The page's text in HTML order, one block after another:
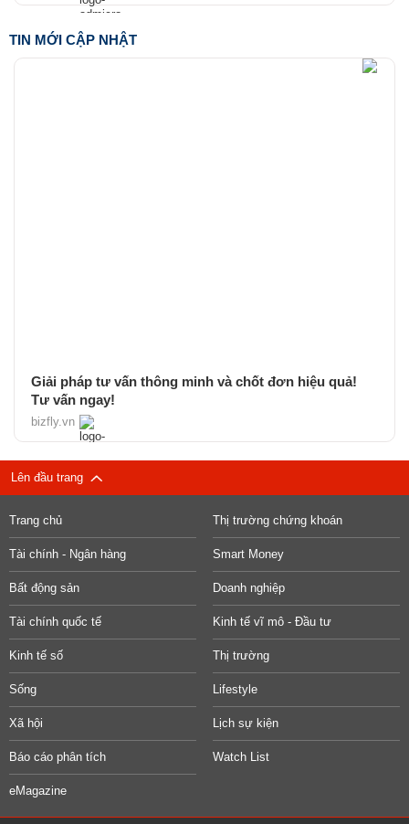
TIN MỚI CẬP NHẬT
Giải pháp tư vấn thông minh và chốt đơn hiệu quả!
Tư vấn ngay!
bizfly.vn
Lên đầu trang
Trang chủ Thị trường chứng khoán
Tài chính - Ngân hàng Smart Money
Bất động sản Doanh nghiệp
Tài chính quốc tế Kinh tế vĩ mô - Đầu tư
Kinh tế số Thị trường
Sống Lifestyle
Xã hội Lịch sự kiện
Báo cáo phân tích Watch List
eMagazine